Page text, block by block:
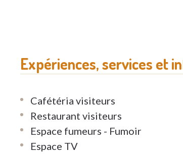
Expériences, services et
Cafétéria visiteurs
Restaurant visiteurs
Espace fumeurs - Fumoir
Espace TV